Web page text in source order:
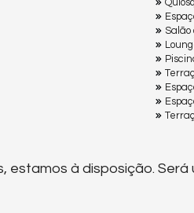
Salão
estamos à disposição. Será